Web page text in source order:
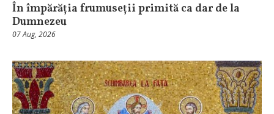
În împărăția frumuseții primită ca dar de la
Dumnezeu
07 Aug, 2026